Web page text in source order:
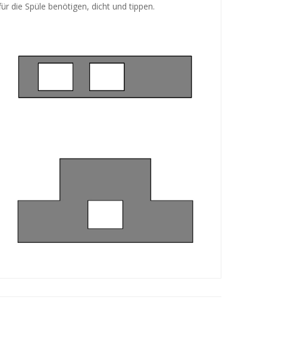
die Spüle benötigen, dicht und tippen.